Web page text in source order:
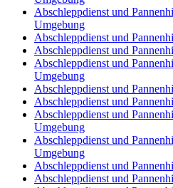
Abschleppdienst und
Umgebung
Abschleppdienst und
Abschleppdienst und
Abschleppdienst und
Umgebung
Abschleppdienst und
Abschleppdienst und
Abschleppdienst und
Umgebung
Abschleppdienst und
Umgebung
Abschleppdienst und
Abschleppdienst und